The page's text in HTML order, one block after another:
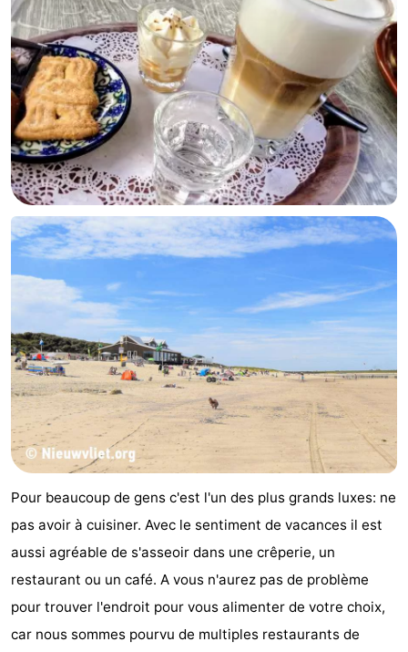
Musées
-
Monuments
-
Moulins
-
Points
de
vue
Attractions
-
Croisières
-
Terrains
jeux
de
jeux
intérieures
Bowling
-
Parcours
de
mini-
golf
Centres
de
bien-
être
Villages
&
villes
Nature
Sports
Piscines
-
Pour beaucoup de gens c'est l'un des plus grands luxes: ne
pas avoir à cuisiner. Avec le sentiment de vacances il est
aussi agréable de s'asseoir dans une crêperie, un
restaurant ou un café. A vous n'aurez pas de problème
pour trouver l'endroit pour vous alimenter de votre choix,
car nous sommes pourvu de multiples restaurants de